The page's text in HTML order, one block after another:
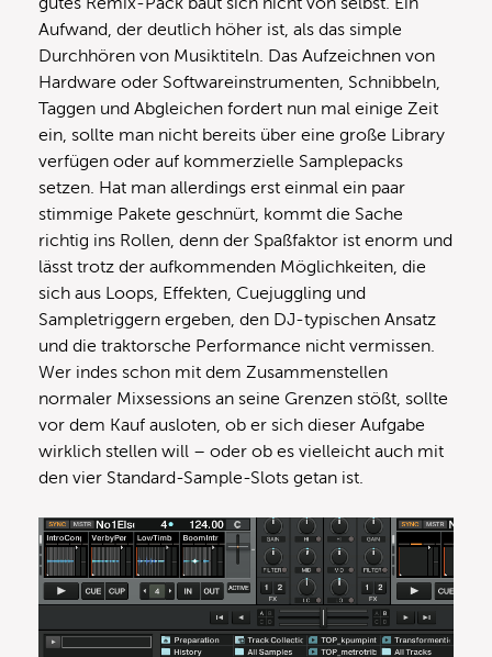
Aufwand, der deutlich höher ist, als das simple
Durchhören von Musiktiteln. Das Aufzeichnen von
Hardware oder Softwareinstrumenten, Schnibbeln,
Taggen und Abgleichen fordert nun mal einige Zeit
ein, sollte man nicht bereits über eine große Library
verfügen oder auf kommerzielle Samplepacks
setzen. Hat man allerdings erst einmal ein paar
stimmige Pakete geschnürt, kommt die Sache
richtig ins Rollen, denn der Spaßfaktor ist enorm und
lässt trotz der aufkommenden Möglichkeiten, die
sich aus Loops, Effekten, Cuejuggling und
Sampletriggern ergeben, den DJ-typischen Ansatz
und die traktorsche Performance nicht vermissen.
Wer indes schon mit dem Zusammenstellen
normaler Mixsessions an seine Grenzen stößt, sollte
vor dem Kauf ausloten, ob er sich dieser Aufgabe
wirklich stellen will – oder ob es vielleicht auch mit
den vier Standard-Sample-Slots getan ist.